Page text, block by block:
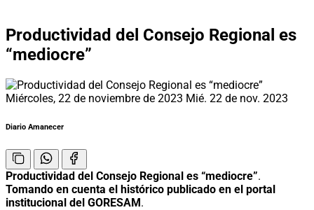
Productividad del Consejo Regional es
“mediocre”
Miércoles, 22 de noviembre de 2023 Mié. 22 de nov. 2023
Diario Amanecer
Productividad del Consejo Regional es “mediocre”.
Tomando en cuenta el histórico publicado en el portal
institucional del GORESAM.